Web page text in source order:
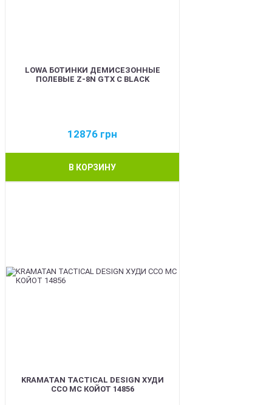
LOWA БОТИНКИ ДЕМИСЕЗОННЫЕ
ПОЛЕВЫЕ Z-8N GTX C BLACK
12876 грн
В КОРЗИНУ
KRAMATAN TACTICAL DESIGN ХУДИ
ССО МС КОЙОТ 14856